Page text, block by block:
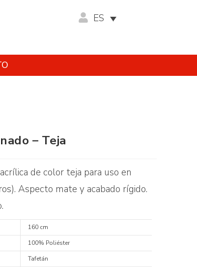
ES
– Teja
de color teja para uso en
Aspecto mate y acabado rígido.
160 cm
100% Poliéster
Tafetán